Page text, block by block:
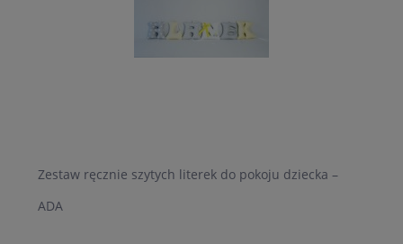
Zestaw ręcznie szytych literek do pokoju dziecka –
ADA